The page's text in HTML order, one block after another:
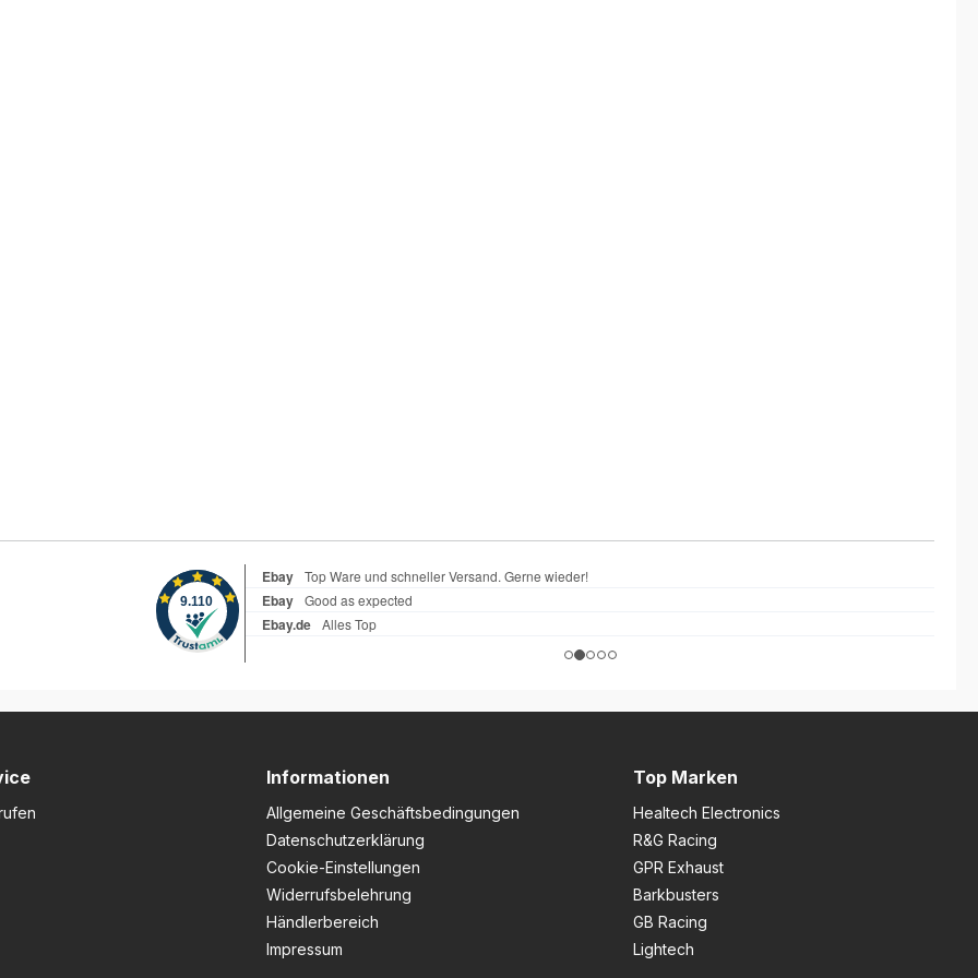
Informationen
Allgemeine Geschäftsbedingungen
Datenschutzerklärung
Cookie-Einstellungen
Widerrufsbelehrung
Händlerbereich
Impressum
Top Marken
Healtech Electronics
R&G Racing
GPR Exhaust
Barkbusters
GB Racing
Lightech